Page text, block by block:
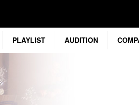
PLAYLIST AUDITION